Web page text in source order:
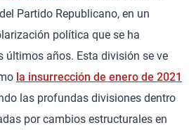
Partido Republicano, en un
política que se ha
últimos años. Esta división se ve
la insurrección de enero de 2021
las profundas divisiones dentro
por cambios estructurales en